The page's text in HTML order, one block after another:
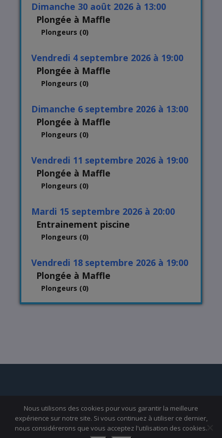
dimanche 30 août 2026 à 13:00
Plongée à Maffle
Plongeurs (0)
vendredi 4 septembre 2026 à 19:00
Plongée à Maffle
Plongeurs (0)
dimanche 6 septembre 2026 à 13:00
Plongée à Maffle
Plongeurs (0)
vendredi 11 septembre 2026 à 19:00
Plongée à Maffle
Plongeurs (0)
mardi 15 septembre 2026 à 20:00
Entrainement piscine
Plongeurs (0)
vendredi 18 septembre 2026 à 19:00
Plongée à Maffle
Plongeurs (0)
Nous utilisons des cookies pour vous garantir la meilleure
expérience sur notre site. Si vous continuez à utiliser ce dernier,
nous considérerons que vous acceptez l'utilisation des cookies.